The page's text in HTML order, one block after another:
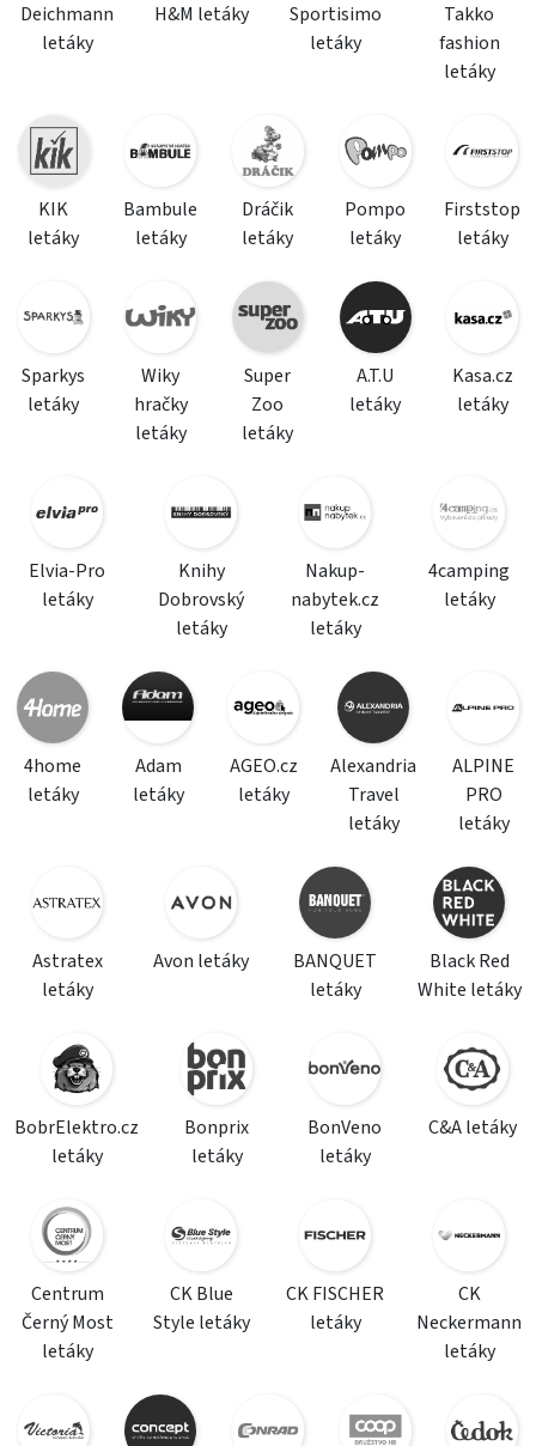
Deichmann
letáky
H&M letáky
Sportisimo
letáky
Takko
fashion
letáky
KIK
letáky
Bambule
letáky
Dráčik
letáky
Pompo
letáky
Firststop
letáky
Sparkys
letáky
Wiky
hračky
letáky
Super
Zoo
letáky
A.T.U
letáky
Kasa.cz
letáky
Elvia-Pro
letáky
Knihy
Dobrovský
letáky
Nakup-
nabytek.cz
letáky
4camping
letáky
4home
letáky
Adam
letáky
AGEO.cz
letáky
Alexandria
Travel
letáky
ALPINE
PRO
letáky
Astratex
letáky
Avon letáky
BANQUET
letáky
Black Red
White letáky
BobrElektro.cz
letáky
Bonprix
letáky
BonVeno
letáky
C&A letáky
Centrum
Černý Most
letáky
CK Blue
Style letáky
CK FISCHER
letáky
CK
Neckermann
letáky